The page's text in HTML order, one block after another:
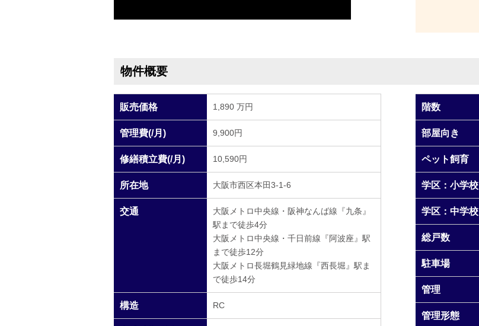
物件概要
販売価格 1,890 万円
管理費(/月) 9,900円
修繕積立費(/月) 10,590円
所在地 大阪市西区本田3-1-6
交通
大阪メトロ中央線・阪神なんば線『九条』
駅まで徒歩4分
大阪メトロ中央線・千日前線『阿波座』駅
まで徒歩12分
大阪メトロ長堀鶴見緑地線『西長堀』駅ま
で徒歩14分
構造 RC
階数
部屋向き
ペット飼育
学区：小学校
学区：中学校
総戸数
駐車場
管理
管理形態